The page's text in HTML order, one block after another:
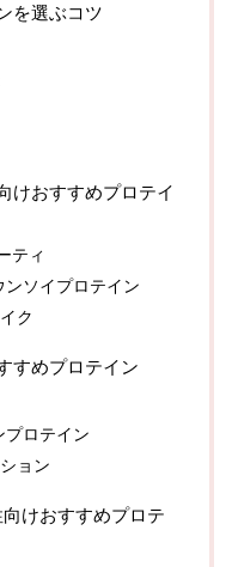
を選ぶコツ
けおすすめプロテイ
ティ
ソイプロテイン
ク
すめプロテイン
プロテイン
ョン
向けおすすめプロテ